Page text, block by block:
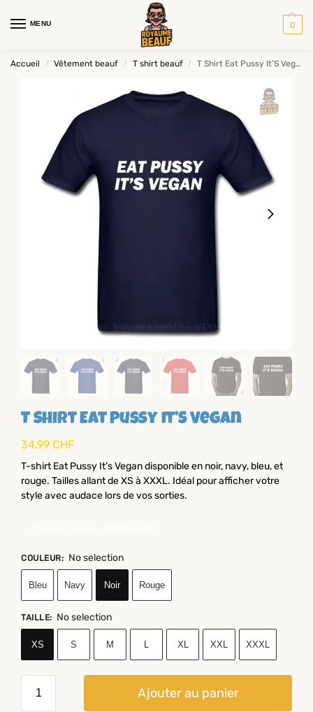
MENU 0
Accueil / Vêtement beauf / T shirt beauf / T Shirt Eat Pussy It’S Vegan
T Shirt Eat Pussy It’S Vegan
34.99 CHF
T-shirt Eat Pussy It’s Vegan disponible en noir, navy, bleu, et
rouge. Tailles allant de XS à XXXL. Idéal pour afficher votre
style avec audace lors de vos sorties.
COULEUR: No selection
Bleu Navy Noir Rouge
TAILLE: No selection
XS S M XL XXL XXXL
Ajouter au panier